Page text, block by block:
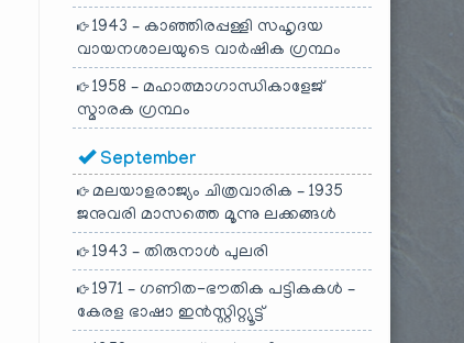
1943 – കാഞ്ഞിരപ്പള്ളി സഹൃദയ
വായനശാലയുടെ വാർഷിക ഗ്രന്ഥം
1958 – മഹാത്മാഗാന്ധികാളേജ്
സ്മാരക ഗ്രന്ഥം
September
മലയാളരാജ്യം ചിത്രവാരിക – 1935
ജനുവരി മാസത്തെ മൂന്നു ലക്കങ്ങൾ
1943 – തിരുനാൾ പുലരി
1971 – ഗണിത-ഭൗതിക പട്ടികകൾ –
കേരള ഭാഷാ ഇൻസ്റ്റിറ്റ്യൂട്ട്